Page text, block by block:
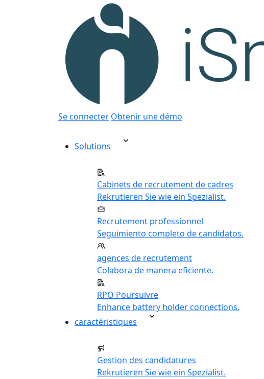
Se connecter Obtenir une démo
Solutions
Cabinets de recrutement de cadres
Rekrutieren Sie wie ein Spezialist.
Recrutement professionnel
Seguimiento completo de candidatos.
agences de recrutement
Colabora de manera eficiente.
RPO Poursuivre
Enhance battery holder connections.
caractéristiques
Gestion des candidatures
Rekrutieren Sie wie ein Spezialist.